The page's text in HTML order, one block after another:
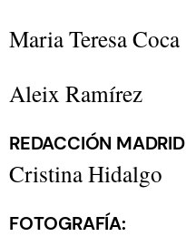
Maria Teresa Coca
Aleix Ramírez
REDACCIÓN MADRID
Cristina Hidalgo
FOTOGRAFÍA: